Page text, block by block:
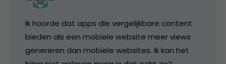
Ik hoorde dat apps die vergelijkbare content
bieden als een mobiele website meer views
genereren dan mobiele websites. Ik kan het